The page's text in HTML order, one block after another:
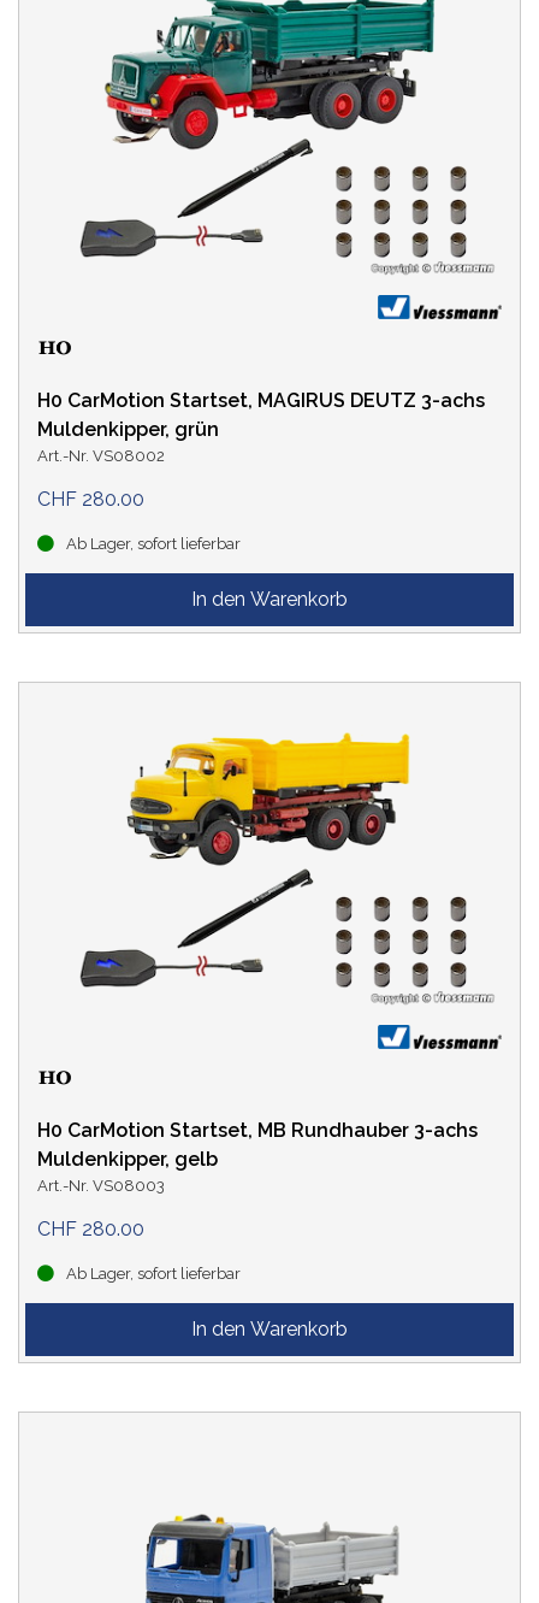
H0 CarMotion Startset, MAGIRUS DEUTZ 3-achs
Muldenkipper, grün
Art.-Nr. VS08002
CHF 280.00
Ab Lager, sofort lieferbar
H0 CarMotion Startset, MB Rundhauber 3-achs
Muldenkipper, gelb
Art.-Nr. VS08003
CHF 280.00
Ab Lager, sofort lieferbar